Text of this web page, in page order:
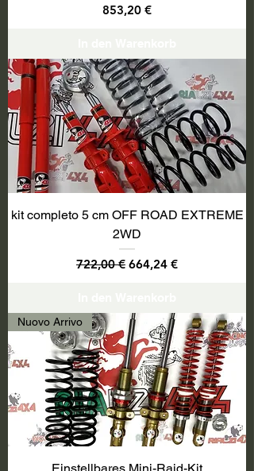
Preis
853,20 €
kit completo 5 cm OFF ROAD EXTREME
2WD
Standardpreis
722,00 € Sale-Preis
664,24 €
Nuovo Arrivo